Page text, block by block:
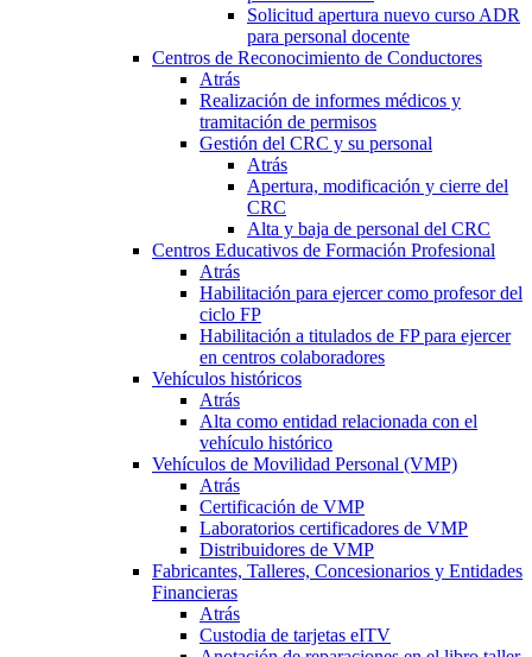
Solicitud apertura nuevo curso ADR
para personal docente
Centros de Reconocimiento de Conductores
Atrás
Realización de informes médicos y
tramitación de permisos
Gestión del CRC y su personal
Atrás
Apertura, modificación y cierre del
CRC
Alta y baja de personal del CRC
Centros Educativos de Formación Profesional
Atrás
Habilitación para ejercer como profesor del
ciclo FP
Habilitación a titulados de FP para ejercer
en centros colaboradores
Vehículos históricos
Atrás
Alta como entidad relacionada con el
vehículo histórico
Vehículos de Movilidad Personal (VMP)
Atrás
Certificación de VMP
Laboratorios certificadores de VMP
Distribuidores de VMP
Fabricantes, Talleres, Concesionarios y Entidades
Financieras
Atrás
Custodia de tarjetas eITV